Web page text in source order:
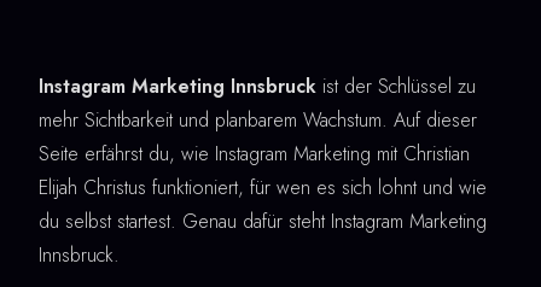
Instagram Marketing Innsbruck ist der Schlüssel zu
mehr Sichtbarkeit und planbarem Wachstum. Auf dieser
Seite erfährst du, wie Instagram Marketing mit Christian
Elijah Christus funktioniert, für wen es sich lohnt und wie
du selbst startest. Genau dafür steht Instagram Marketing
Innsbruck.